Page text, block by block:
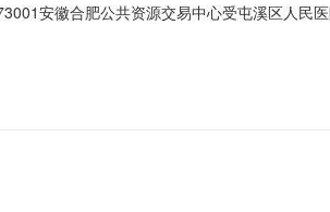
安徽合肥公共资源交易中心受屯溪区人民
山市发展和改革委员会（黄山市粮食和物资